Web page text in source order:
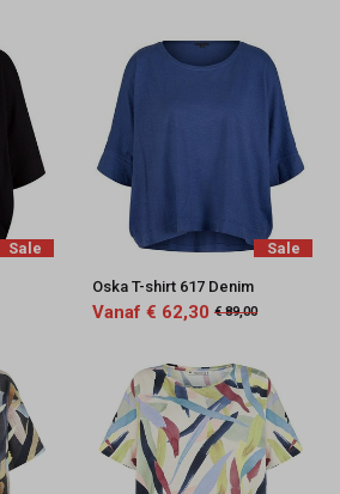
Sale Sale
Oska T-shirt 617 Denim
Vanaf € 62,30 € 89,00